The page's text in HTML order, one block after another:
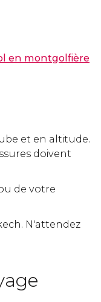
en montgolfière
et en altitude.
doivent
de votre
N'attendez